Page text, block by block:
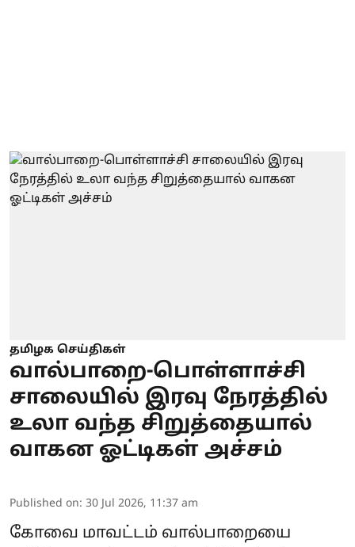
தமிழக செய்திகள்
வால்பாறை-பொள்ளாச்சி
சாலையில் இரவு நேரத்தில்
உலா வந்த சிறுத்தையால்
வாகன ஓட்டிகள் அச்சம்
Published on: 30 Jul 2026, 11:37 am
கோவை மாவட்டம் வால்பாறையை